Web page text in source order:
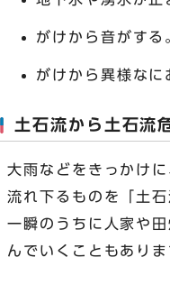
がけから音がする
がけから異様なに
土石流から土石流
大雨などをきっかけ
流れ下るものを「土石
一瞬のうちに人家や
んでいくこともありま